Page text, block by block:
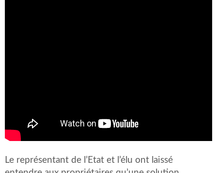
Le représentant de l’Etat et l’élu ont laissé